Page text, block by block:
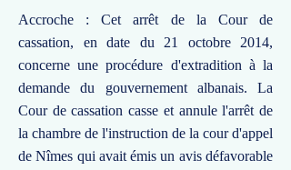
Accroche : Cet arrêt de la Cour de
cassation, en date du 21 octobre 2014,
concerne une procédure d'extradition à la
demande du gouvernement albanais. La
Cour de cassation casse et annule l'arrêt de
la chambre de l'instruction de la cour d'appel
de Nîmes qui avait émis un avis défavorable